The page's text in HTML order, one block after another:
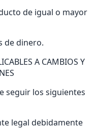
de igual o mayor
de dinero.
A CAMBIOS Y
seguir los siguientes
legal debidamente